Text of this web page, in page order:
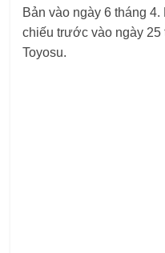
Bản vào ngày 6 tháng
chiếu trước vào ngày 25
Toyosu.